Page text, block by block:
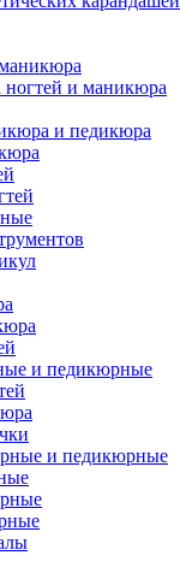
ногтей и маникюра
и педикюра
и педикюрные
и педикюрные